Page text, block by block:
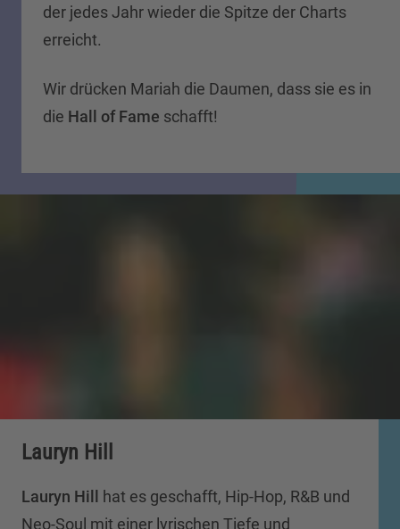
der jedes Jahr wieder die Spitze der Charts
erreicht.
Wir drücken Mariah die Daumen, dass sie es in
die Hall of Fame schafft!
Lauryn Hill
Lauryn Hill
hat es geschafft, Hip-Hop, R&B und
Neo-Soul mit einer lyrischen Tiefe und